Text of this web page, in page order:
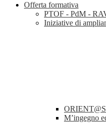
Offerta formativa
PTOF - PdM -
Iniziative di
M’ingegno